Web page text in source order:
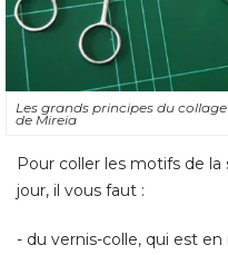
Les grands principes du
de Mireia
Pour coller les motifs de
jour, il vous faut :
- du vernis-colle, qui est